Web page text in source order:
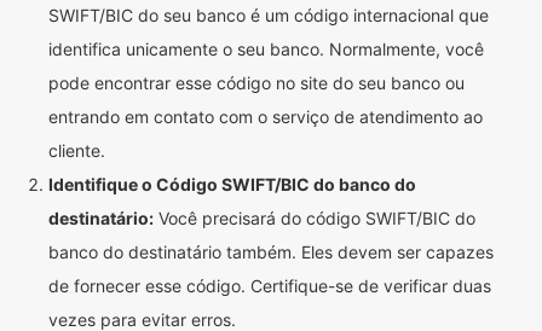
SWIFT/BIC do seu banco é um código internacional que
identifica unicamente o seu banco. Normalmente, você
pode encontrar esse código no site do seu banco ou
entrando em contato com o serviço de atendimento ao
cliente.
Identifique o Código SWIFT/BIC do banco do
destinatário: Você precisará do código SWIFT/BIC do
banco do destinatário também. Eles devem ser capazes
de fornecer esse código. Certifique-se de verificar duas
vezes para evitar erros.